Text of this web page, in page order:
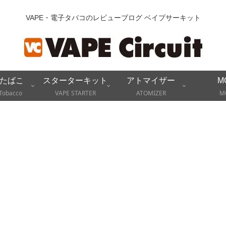
VAPE・電子タバコのレビューブログ ベイプサーキット
ばこ
スターターキット
VAPE STARTER
アトマイザー
ATOMIZER